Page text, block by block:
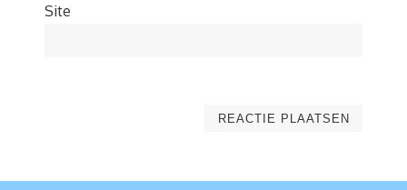
Site